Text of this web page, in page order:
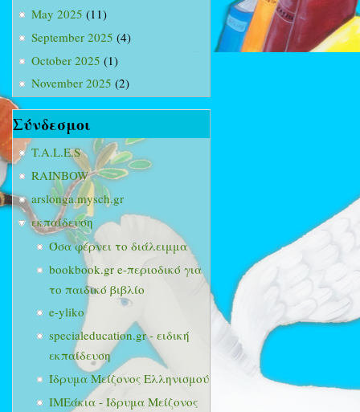
May 2025 (11)
September 2025 (4)
October 2025 (1)
November 2025 (2)
Σύνδεσμοι
T.A.L.E.S
RAINBOW
arslonga.mysch.gr
εκπαίδευση
Όσα φέρνει το διάλειμμα
bookbook.gr e-περιοδικό για
το παιδικό βιβλίο
e-yliko
specialeducation.gr - ειδική
εκπαίδευση
Ίδρυμα Μείζονος Ελληνισμού
ΙΜΕάκια - Ίδρυμα Μείζονος